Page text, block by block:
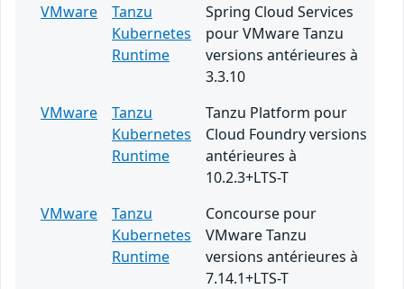
VMware
Tanzu
Kubernetes
Runtime
Spring Cloud Services
pour VMware Tanzu
versions antérieures à
3.3.10
VMware
Tanzu
Kubernetes
Runtime
Tanzu Platform pour
Cloud Foundry versions
antérieures à
10.2.3+LTS-T
VMware
Tanzu
Kubernetes
Runtime
Concourse pour
VMware Tanzu
versions antérieures à
7.14.1+LTS-T